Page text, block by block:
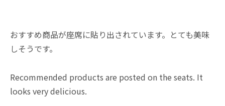
おすすめ商品が座席に貼り出されています。とても美味
しそうです。
Recommended products are posted on the seats. It
looks very delicious.